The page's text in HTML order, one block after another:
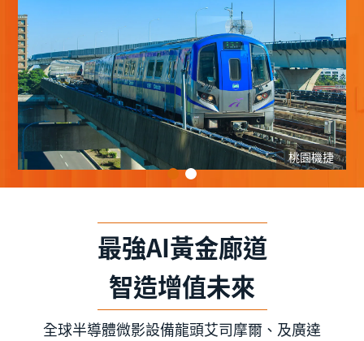
桃園機捷
最強AI黃金廊道
智造增值未來
全球半導體微影設備龍頭艾司摩爾、及廣達